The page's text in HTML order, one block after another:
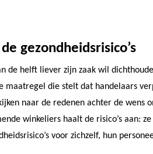
gezondheidsrisico’s
de helft liever zijn zaak wil
maatregel die stelt dat handelaars
naar de redenen achter de wens
winkeliers haalt de risico’s aan:
voor zichzelf, hun